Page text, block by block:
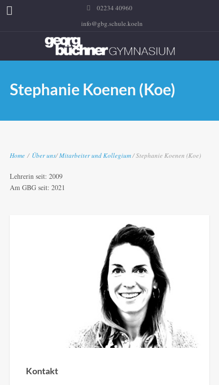
02234 40960
info@gbg.schule.koeln
Stephanie Koenen (Koe)
Home / Über uns/Mitarbeiter und Kollegium/ Stephanie Koenen (Koe)
Lehrerin seit: 2009
Am GBG seit: 2021
Kontakt